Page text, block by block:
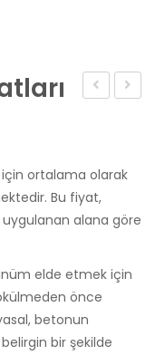
için ortalama olarak
Bu fiyat,
alana göre
elde etmek için
önce
betonun
bir şekilde